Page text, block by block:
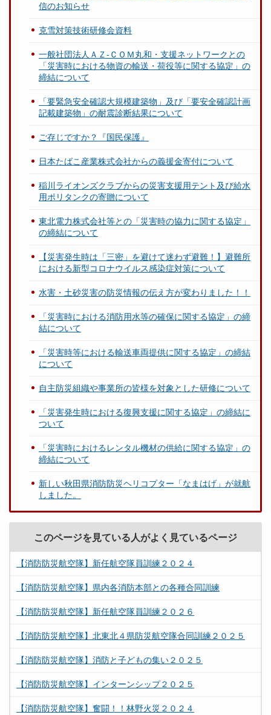
信のお知らせ
克雪対策技術研修会資料
一般社団法人ＡＺ-ＣＯＭ丸和・支援ネットワークとの
「災害時における物資の輸送・荷役等に関する協定」の
締結について
「要緊急安全確認大規模建築物」及び「要安全確認計画
記載建築物」の耐震診断結果について
ご存じですか？『国民保護』
日本たばこ産業株式会社からの義援金寄付について
稲川ライオンズクラブからの災害支援用テント及び給水
用ポリタンクの寄贈について
東北電力株式会社等との「災害時の協力に関する協定」
の締結について
【災害発生時は「三密」を避けて迷わず避難！】避難所
における新型コロナウイルス感染症対策について
水害・土砂災害の防災情報の伝え方が変わりました！！
「災害時における消防用水等の確保に関する協定」の締
結について
「災害時等における輸送車両提供に関する協定」の締結
について
自主防災組織や事業所の皆様を対象とした研修について
「災害発生時における復興支援に関する協定」の締結に
ついて
「災害時におけるレンタル機材の供給に関する協定」の
締結について
新しい秋田県消防防災ヘリコプター「なまはげ」が就航
しました。
このページを見ている人がよく見ているページ
【消防防災航空隊】新任航空隊員訓練２０２４
【消防防災航空隊】県内各消防本部との各種合同訓練
【消防防災航空隊】新任航空隊員訓練２０２６
【消防防災航空隊】北東北４県防災航空隊合同訓練２０２５
【消防防災航空隊】消防と子どもの集い２０２５
【消防防災航空隊】インターンシップ２０２５
【消防防災航空隊】奮闘！！林野火災２０２４